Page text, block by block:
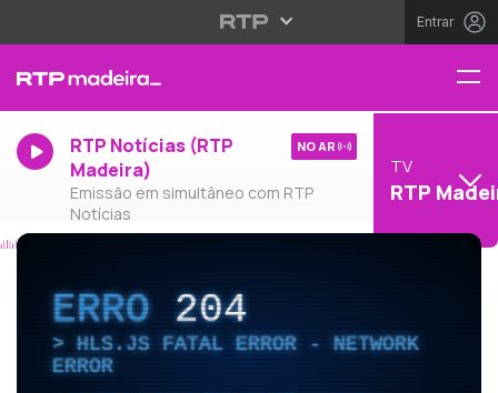
Entrar
RTP Notícias (RTP
Madeira)
Emissão em simultâneo com RTP
Notícias
NO AR
TV
RTP
ERRO204
HLS.JS FATAL ERROR - NETWORK
ERROR